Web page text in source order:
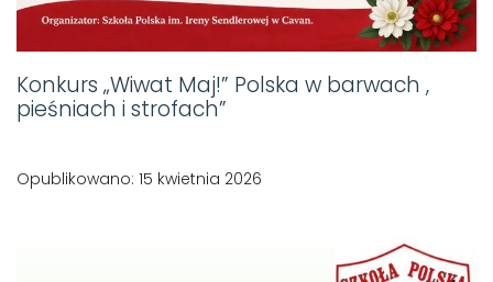
Konkurs „Wiwat Maj!” Polska w barwach ,
pieśniach i strofach”
Opublikowano: 15 kwietnia 2026